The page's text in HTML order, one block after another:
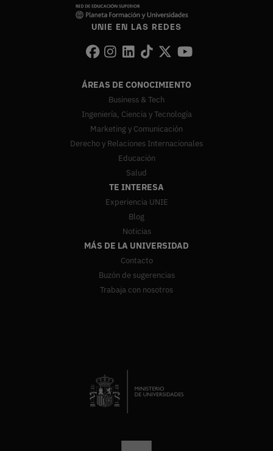
UNIE EN LAS REDES
ÁREAS DE CONOCIMIENTO
Business & Tech
Ingeniería, Ciencia y Tecnología
Marketing y Comunicación
Derecho y Relaciones Internacionales
Educación
Salud
TE INTERESA
Experiencia UNIE
Blog
Noticias
MÁS DE LA UNIVERSIDAD
Contacto
Buzón de sugerencias
Trabaja con nosotros